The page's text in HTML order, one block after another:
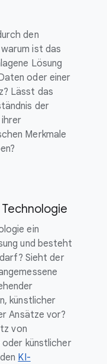
den
ist das
Lösung
oder einer
Lässt das
der
Merkmale
ein
und besteht
Sieht der
künstlicher
Ansätze vor?
von
künstlicher
KI-